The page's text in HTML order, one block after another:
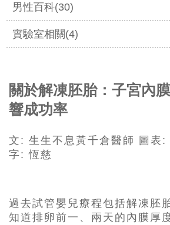
男性百科(30)
實驗室相關(4)
關於解凍胚胎：子宮內
響成功率
文 :生生不息黃千倉醫師 圖表
字:恆慈
過去試管嬰兒療程包括解凍胚
知道排卵前一、兩天的內膜厚